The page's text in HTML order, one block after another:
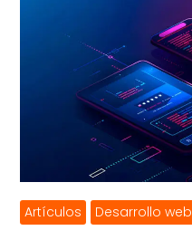
Artículos Desarrollo web